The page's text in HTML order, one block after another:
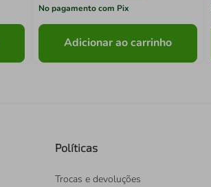
No pagamento com Pix
Adicionar ao carrinho
Políticas
Trocas e devoluções